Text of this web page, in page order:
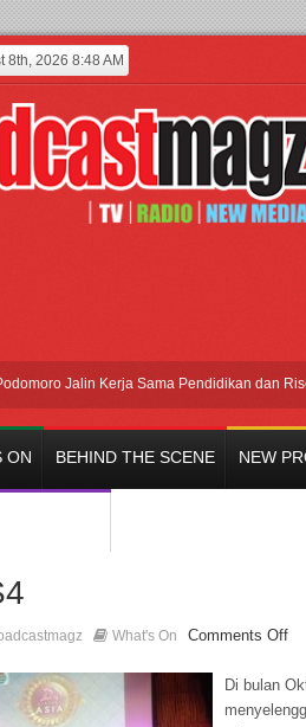
8th, 2026 8:48 AM
Jalin Kerja Sama Pendidikan dan Riset
ON BEHIND THE SCENE NEW
What's On Comments Off
Di bulan